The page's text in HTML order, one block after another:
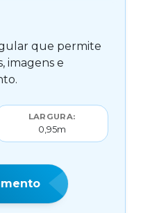
que permite
imagens e
LARGURA:
0,95m